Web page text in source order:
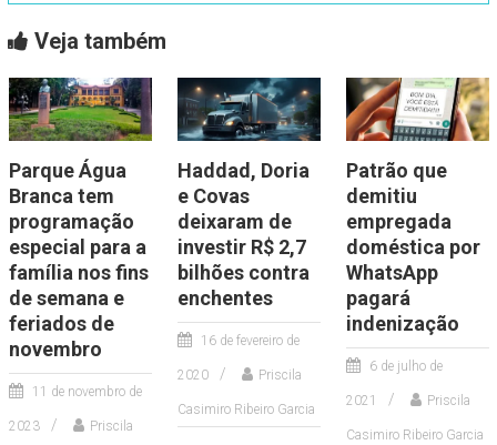
Veja também
Parque Água
Branca tem
programação
especial para a
família nos fins
de semana e
feriados de
novembro
11 de novembro de
2023 Priscila
Haddad, Doria
e Covas
deixaram de
investir R$ 2,7
bilhões contra
enchentes
16 de fevereiro de
2020 Priscila
Casimiro Ribeiro Garcia
Patrão que
demitiu
empregada
doméstica por
WhatsApp
pagará
indenização
6 de julho de
2021 Priscila
Casimiro Ribeiro Garcia